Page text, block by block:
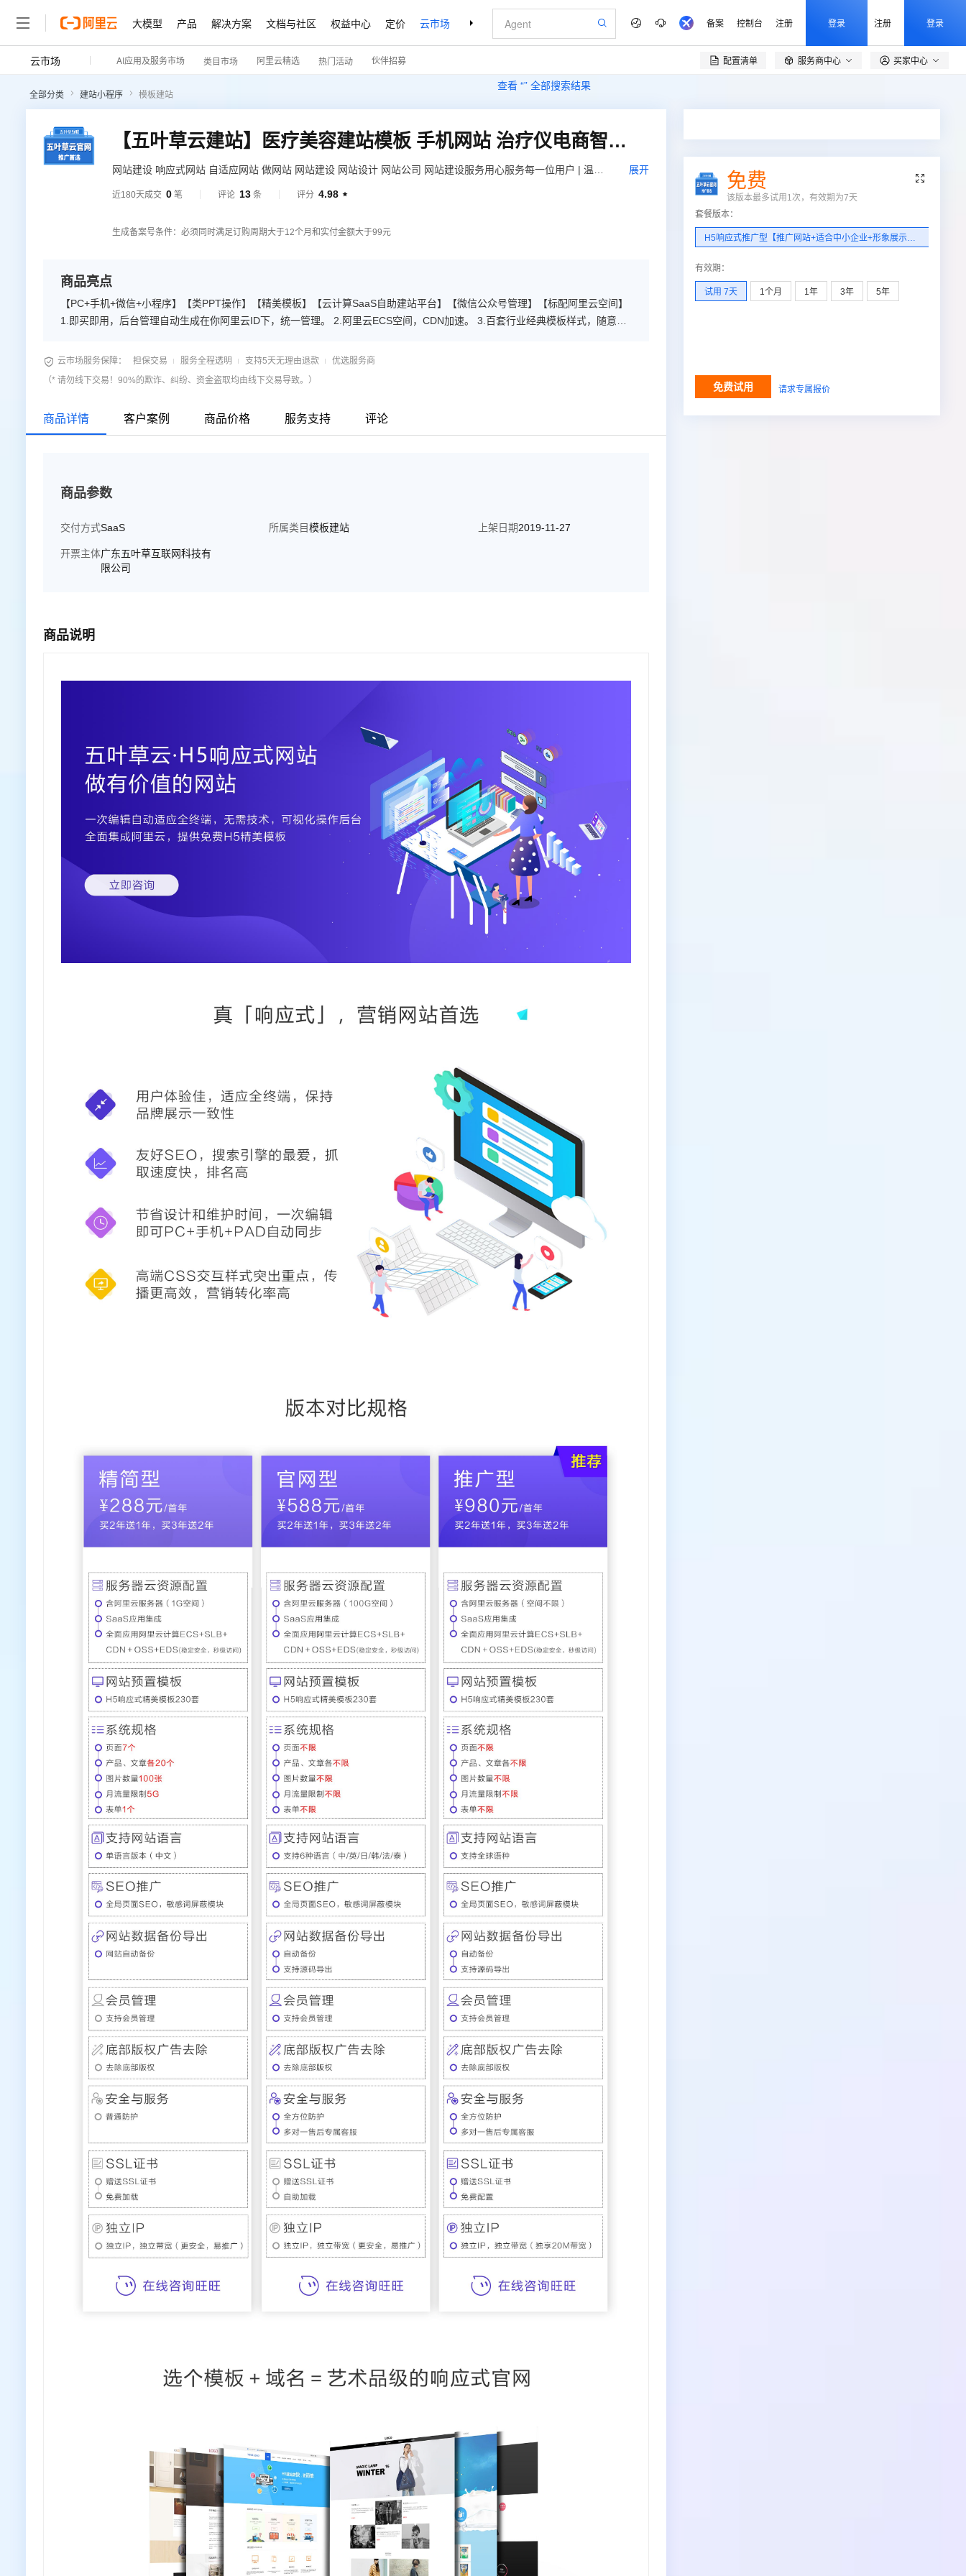
大模型 产品 解决方案 文档与社区 权益中心 定价 云市场 合作伙伴 支持与服务 了解阿里云
查看 “” 全部搜索结果
备案 控制台 注册 登录 注册 登录
云市场 AI应用及服务市场 类目市场 阿里云精选 热门活动 伙伴招募 配置清单  服务商中心 买家中心
全部分类 建站小程序 模板建站
【五叶草云建站】医疗美容建站模板 手机网站 治疗仪电商智能建站 免主机免维护（服务热线:020-28185502）
网站建设 响应式网站 自适应网站 做网站 网站建设 网站设计 网站公司 网站建设服务用心服务每一位用户 | 温馨
展开
近180天成交 0 笔 评论 13 条 评分 4.98 
生成备案号条件：必须同时满足订购周期大于12个月和实付金额大于99元
商品亮点
【PC+手机+微信+小程序】【类PPT操作】【精美模板】【云计算SaaS自助建站平台】【微信公众号管理】【标配阿里云空间】
1.即买即用，后台管理自动生成在你阿里云ID下，统一管理。 2.阿里云ECS空间，CDN加速。 3.百套行业经典模板样式，随意切
 云市场服务保障： 担保交易 服务全程透明 支持5天无理由退款
优选服务商
（* 请勿线下交易！90%的欺诈、纠纷、资金盗取均由线下交易导致。）
商品详情 客户案例 商品价格 服务支持 评论
商品参数
交付方式SaaS 所属类目模板建站 上架日期2019-11-27
开票主体广东五叶草互联网科技有
限公司
商品说明

免费
该版本最多试用1次，有效期为7天
套餐版本：
H5响应式推广型【推广网站+适合中小企业+形象展示+网站推广+CDN加速服务+支持加载Https】
有效期 ：
试用 7天 1个月 1年 3年 5年
免费试用 请求专属报价